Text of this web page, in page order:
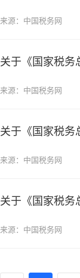
来源：中国税务网
关于《国家税
来源：中国税务网
来源：中国税务网
关于《国家税
来源：中国税务网